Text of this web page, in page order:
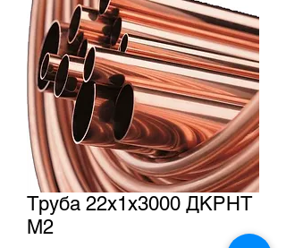
Труба 22х1х3000 ДКРНТ
М2